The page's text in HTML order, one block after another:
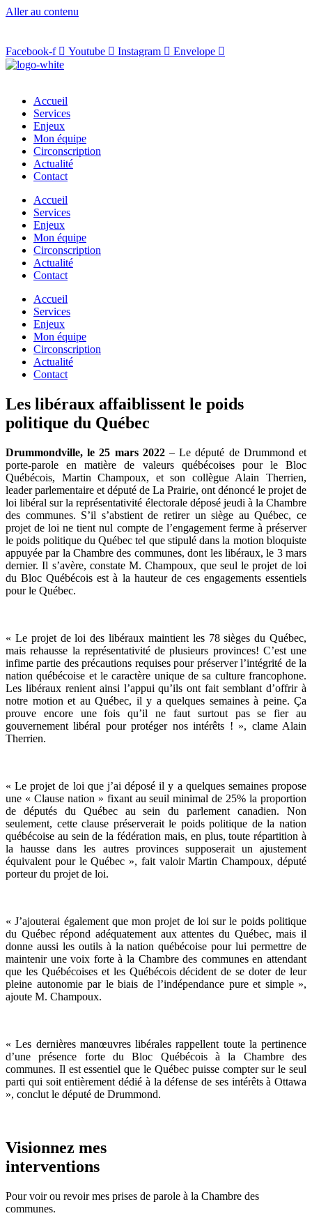
Aller au contenu
Facebook-f Youtube Instagram Envelope
Accueil
Services
Enjeux
Mon équipe
Circonscription
Actualité
Contact
Accueil
Services
Enjeux
Mon équipe
Circonscription
Actualité
Contact
Accueil
Services
Enjeux
Mon équipe
Circonscription
Actualité
Contact
Les libéraux affaiblissent le poids
politique du Québec
Drummondville, le 25 mars 2022– Le député de Drummond et
porte-parole en matière de valeurs québécoises pour le Bloc
Québécois, Martin Champoux, et son collègue Alain Therrien,
leader parlementaire et député de La Prairie, ont dénoncé le projet de
loi libéral sur la représentativité électorale déposé jeudi à la Chambre
des communes. S’il s’abstient de retirer un siège au Québec, ce
projet de loi ne tient nul compte de l’engagement ferme à préserver
le poids politique du Québec tel que stipulé dans la motion bloquiste
appuyée par la Chambre des communes, dont les libéraux, le 3 mars
dernier. Il s’avère, constate M. Champoux, que seul le projet de loi
du Bloc Québécois est à la hauteur de ces engagements essentiels
pour le Québec.
« Le projet de loi des libéraux maintient les 78 sièges du Québec,
mais rehausse la représentativité de plusieurs provinces! C’est une
infime partie des précautions requises pour préserver l’intégrité de la
nation québécoise et le caractère unique de sa culture francophone.
Les libéraux renient ainsi l’appui qu’ils ont fait semblant d’offrir à
notre motion et au Québec, il y a quelques semaines à peine. Ça
prouve encore une fois qu’il ne faut surtout pas se fier au
gouvernement libéral pour protéger nos intérêts ! », clame Alain
Therrien.
« Le projet de loi que j’ai déposé il y a quelques semaines propose
une « Clause nation » fixant au seuil minimal de 25% la proportion
de députés du Québec au sein du parlement canadien. Non
seulement, cette clause préserverait le poids politique de la nation
québécoise au sein de la fédération mais, en plus, toute répartition à
la hausse dans les autres provinces supposerait un ajustement
équivalent pour le Québec », fait valoir Martin Champoux, député
porteur du projet de loi.
« J’ajouterai également que mon projet de loi sur le poids politique
du Québec répond adéquatement aux attentes du Québec, mais il
donne aussi les outils à la nation québécoise pour lui permettre de
maintenir une voix forte à la Chambre des communes en attendant
que les Québécoises et les Québécois décident de se doter de leur
pleine autonomie par le biais de l’indépendance pure et simple »,
ajoute M. Champoux.
« Les dernières manœuvres libérales rappellent toute la pertinence
d’une présence forte du Bloc Québécois à la Chambre des
communes. Il est essentiel que le Québec puisse compter sur le seul
parti qui soit entièrement dédié à la défense de ses intérêts à Ottawa
», conclut le député de Drummond.
Visionnez mes
interventions
Pour voir ou revoir mes prises de parole à la Chambre des
communes.